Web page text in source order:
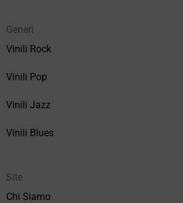
Generi
Vinili Rock
Vinili Pop
Vinili Jazz
Vinili Blues
Site
Chi Siamo